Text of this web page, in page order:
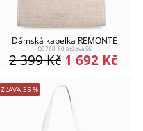
Dámská kabelka REMONTE
Q0768-60 béžová S6
1 692 Kč
2 399Kč
ZĽAVA 35 %